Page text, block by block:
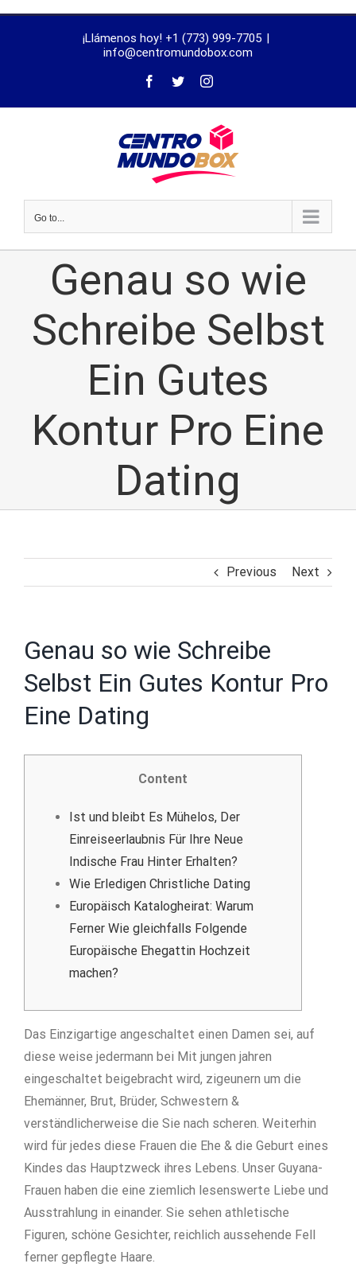
¡Llámenos hoy! +1 (773) 999-7705 |
info@centromundobox.com
Go to...
Genau so wie
Schreibe Selbst
Ein Gutes
Kontur Pro Eine
Dating
Previous Next
Genau so wie Schreibe
Selbst Ein Gutes Kontur Pro
Eine Dating
Content
Ist und bleibt Es Mühelos, Der
Einreiseerlaubnis Für Ihre Neue
Indische Frau Hinter Erhalten?
Wie Erledigen Christliche Dating
Europäisch Katalogheirat: Warum
Ferner Wie gleichfalls Folgende
Europäische Ehegattin Hochzeit
machen?
Das Einzigartige angeschaltet einen Damen sei, auf
diese weise jedermann bei Mit jungen jahren
eingeschaltet beigebracht wird, zigeunern um die
Ehemänner, Brut, Brüder, Schwestern &
verständlicherweise die Sie nach scheren. Weiterhin
wird für jedes diese Frauen die Ehe & die Geburt eines
Kindes das Hauptzweck ihres Lebens. Unser Guyana-
Frauen haben die eine ziemlich lesenswerte Liebe und
Ausstrahlung in einander. Sie sehen athletische
Figuren, schöne Gesichter, reichlich aussehende Fell
ferner gepflegte Haare.